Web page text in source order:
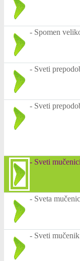
- Spomen
- Sveti
- Sveti
- Sveti
- Sveta
- Sveti